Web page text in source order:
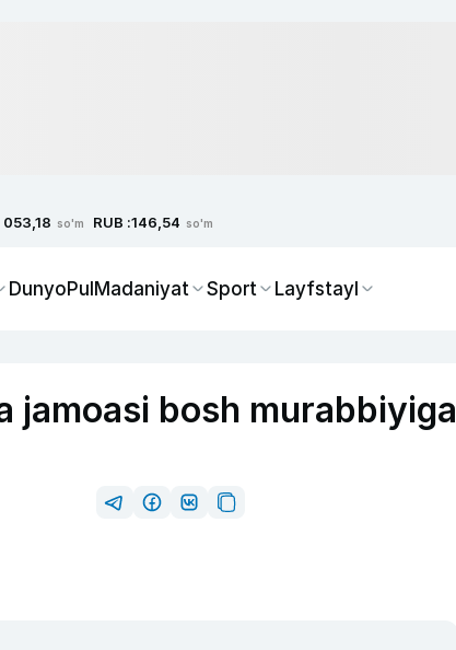
053,18 so'm RUB :146,54 so'm
DunyoPulMadaniyat Sport Layfstayl
jamoasi bosh murabbiyiga